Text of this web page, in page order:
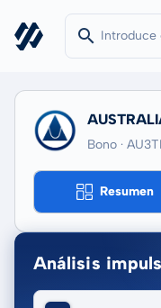
Bono ·
Resumen
Análisis